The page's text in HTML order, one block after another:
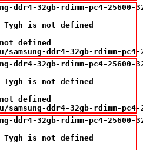
32gb-rdimm-pc4-25600-
Tygh is not defined
defined
samsung-ddr4-32gb-rdimm-
32gb-rdimm-pc4-25600-
Tygh is not defined
defined
samsung-ddr4-32gb-rdimm-
32gb-rdimm-pc4-25600-
Tygh is not defined